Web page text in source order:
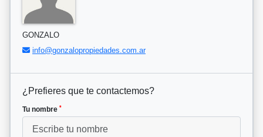
GONZALO
info@gonzalopropiedades.com.ar
¿Prefieres que te contactemos?
Tu nombre *